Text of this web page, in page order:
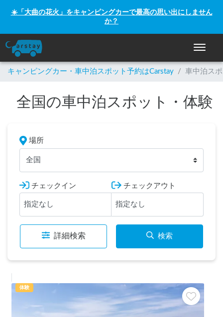
☀️「大曲の花火」をキャンピングカーで最高の思い出にしません
か？
ナビゲ
キャンピングカー・車中泊スポット予約はCarstay / 車中泊ス
全国の車中泊スポット・体験
場所
全国
チェックイン チェックアウト
詳細検索 検索
体験